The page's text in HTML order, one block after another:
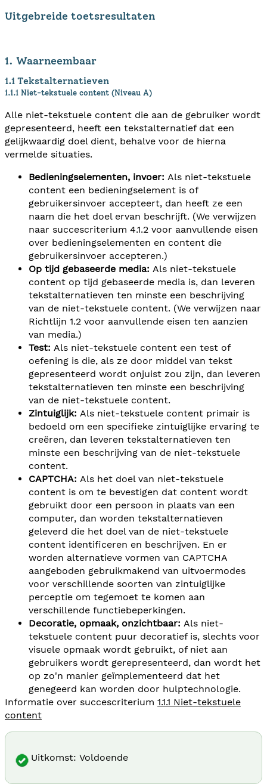
Uitgebreide toetsresultaten
1. Waarneembaar
1.1 Tekstalternatieven
1.1.1 Niet-tekstuele content (Niveau A)
Alle niet-tekstuele content die aan de gebruiker wordt
gepresenteerd, heeft een tekstalternatief dat een
gelijkwaardig doel dient, behalve voor de hierna
vermelde situaties.
Bedieningselementen, invoer: Als niet-tekstuele
content een bedieningselement is of
gebruikersinvoer accepteert, dan heeft ze een
naam die het doel ervan beschrijft. (We verwijzen
naar succescriterium 4.1.2 voor aanvullende eisen
over bedieningselementen en content die
gebruikersinvoer accepteren.)
Op tijd gebaseerde media: Als niet-tekstuele
content op tijd gebaseerde media is, dan leveren
tekstalternatieven ten minste een beschrijving
van de niet-tekstuele content. (We verwijzen naar
Richtlijn 1.2 voor aanvullende eisen ten aanzien
van media.)
Test: Als niet-tekstuele content een test of
oefening is die, als ze door middel van tekst
gepresenteerd wordt onjuist zou zijn, dan leveren
tekstalternatieven ten minste een beschrijving
van de niet-tekstuele content.
Zintuiglijk: Als niet-tekstuele content primair is
bedoeld om een specifieke zintuiglijke ervaring te
creëren, dan leveren tekstalternatieven ten
minste een beschrijving van de niet-tekstuele
content.
CAPTCHA: Als het doel van niet-tekstuele
content is om te bevestigen dat content wordt
gebruikt door een persoon in plaats van een
computer, dan worden tekstalternatieven
geleverd die het doel van de niet-tekstuele
content identificeren en beschrijven. En er
worden alternatieve vormen van CAPTCHA
aangeboden gebruikmakend van uitvoermodes
voor verschillende soorten van zintuiglijke
perceptie om tegemoet te komen aan
verschillende functiebeperkingen.
Decoratie, opmaak, onzichtbaar: Als niet-
tekstuele content puur decoratief is, slechts voor
visuele opmaak wordt gebruikt, of niet aan
gebruikers wordt gerepresenteerd, dan wordt het
op zo'n manier geïmplementeerd dat het
genegeerd kan worden door hulptechnologie.
Informatie over succescriterium 1.1.1 Niet-tekstuele
content
Uitkomst: Voldoende